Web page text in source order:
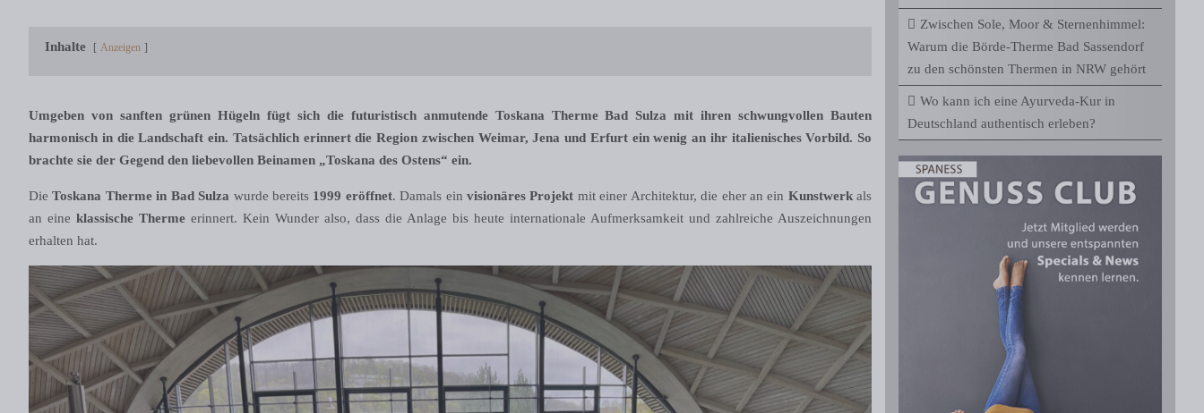
Inhalte Anzeigen
Umgeben von sanften grünen Hügeln fügt sich die futuristisch anmutende Toskana Therme Bad Sulza mit ihren schwungvollen Bauten
harmonisch in die Landschaft ein. Tatsächlich erinnert die Region zwischen Weimar, Jena und Erfurt ein wenig an ihr italienisches Vorbild. So
brachte sie der Gegend den liebevollen Beinamen „Toskana des Ostens“ ein.
DieToskana Therme in Bad Sulza wurde bereits 1999 eröffnet. Damals einvisionäres Projekt mit einer Architektur, die eher an ein Kunstwerkals
an eineklassische Thermeerinnert. Kein Wunder also, dass die Anlage bis heute internationale Aufmerksamkeit und zahlreiche Auszeichnungen
erhalten hat.
Zwischen Sole, Moor & Sternenhimmel:
Warum die Börde-Therme Bad Sassendorf
zu den schönsten Thermen in NRW gehört
Wo kann ich eine Ayurveda-Kur in
Deutschland authentisch erleben?